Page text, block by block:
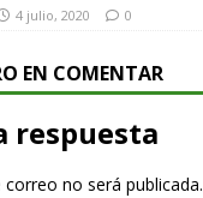
4 julio, 2020 0
EN COMENTAR
respuesta
correo no será publicada.